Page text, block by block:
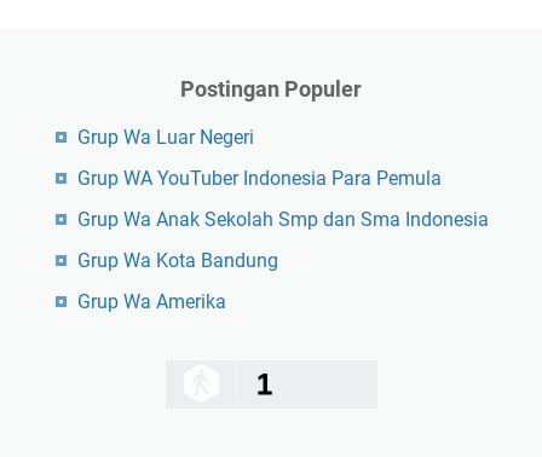
Postingan Populer
Grup Wa Luar Negeri
Grup WA YouTuber Indonesia Para Pemula
Grup Wa Anak Sekolah Smp dan Sma Indonesia
Grup Wa Kota Bandung
Grup Wa Amerika
1